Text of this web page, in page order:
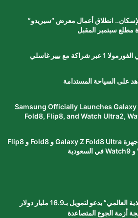
انطلاق أعمال معرض “سيريدو”
سبتمبر المقبل
على السياحة المستدامة
Samsung Officially Launches Galaxy
Fold8, Flip8, and Watch Ultra2,
سامسونج تُطلق رسمياً أجهزة Galaxy Z Fold8 Ultra و Fold8 و Flip8
“الأغذية العالمي” يدعو لتمويل بـ16.9 مليار دولار
أزمة الجوع المتصاعدة